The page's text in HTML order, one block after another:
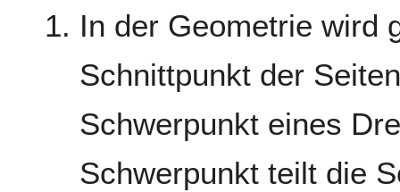
In der Geometrie wird
Schnittpunkt der
Schwerpunkt eines
Schwerpunkt teilt die